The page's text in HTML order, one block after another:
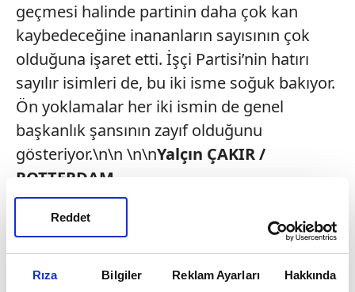
Rıza Bilgiler Reklam Ayarları Hakkında
Reddet
geçmesi halinde partinin daha çok kan
kaybedeceğine inananların sayısının çok
olduğuna işaret etti. İşçi Partisi’nin hatırı
sayılır isimleri de, bu iki isme soğuk bakıyor.
Ön yoklamalar her iki ismin de genel
başkanlık şansının zayıf olduğunu
gösteriyor.\n\n \n\nYalçın ÇAKIR /
ROTTERDAM